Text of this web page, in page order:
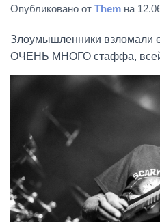
Опубликовано от Them на
Злоумышленники взломали
ОЧЕНЬ МНОГО стаффа, всей